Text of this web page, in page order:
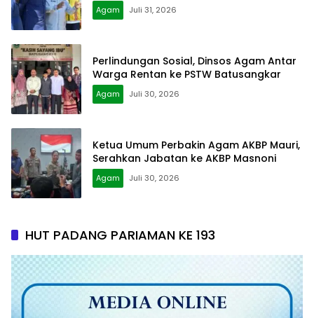
Agam Juli 31, 2026
Perlindungan Sosial, Dinsos Agam Antar
Warga Rentan ke PSTW Batusangkar
Agam Juli 30, 2026
Ketua Umum Perbakin Agam AKBP Mauri,
Serahkan Jabatan ke AKBP Masnoni
Agam Juli 30, 2026
HUT PADANG PARIAMAN KE 193